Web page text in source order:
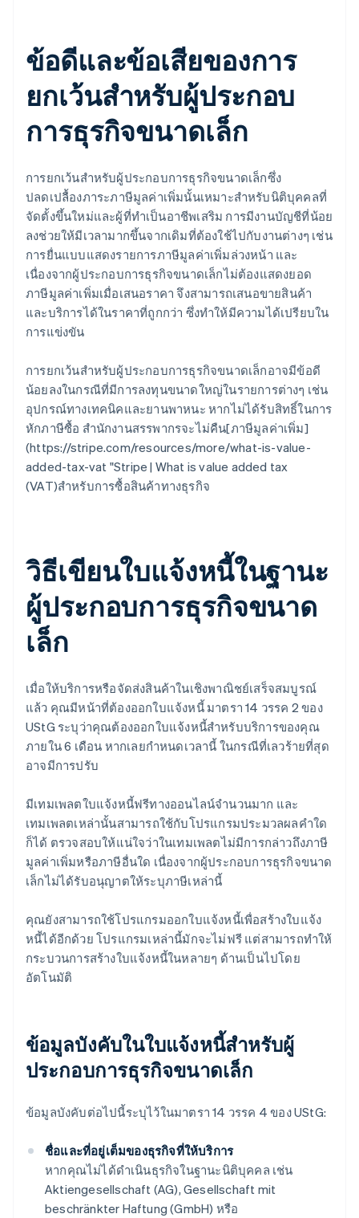
ข้อดีและข้อเสียของการ
ยกเว้นสำหรับผู้ประกอบ
การธุรกิจขนาดเล็ก
การยกเว้นสำหรับผู้ประกอบการธุรกิจขนาดเล็กซึ่ง
ปลดเปลื้องภาระภาษีมูลค่าเพิ่มนั้นเหมาะสำหรับนิติบุคคลที่
จัดตั้งขึ้นใหม่และผู้ที่ทำเป็นอาชีพเสริม การมีงานบัญชีที่น้อย
ลงช่วยให้มีเวลามากขึ้นจากเดิมที่ต้องใช้ไปกับงานต่างๆ เช่น
การยื่นแบบแสดงรายการภาษีมูลค่าเพิ่มล่วงหน้า และ
เนื่องจากผู้ประกอบการธุรกิจขนาดเล็กไม่ต้องแสดงยอด
ภาษีมูลค่าเพิ่มเมื่อเสนอราคา จึงสามารถเสนอขายสินค้า
และบริการได้ในราคาที่ถูกกว่า ซึ่งทำให้มีความได้เปรียบใน
การแข่งขัน
การยกเว้นสำหรับผู้ประกอบการธุรกิจขนาดเล็กอาจมีข้อดี
น้อยลงในกรณีที่มีการลงทุนขนาดใหญ่ในรายการต่างๆ เช่น
อุปกรณ์ทางเทคนิคและยานพาหนะ หากไม่ได้รับสิทธิ์ในการ
หักภาษีซื้อ สำนักงานสรรพากรจะไม่คืน[ภาษีมูลค่าเพิ่ม]
(https://stripe.com/resources/more/what-is-value-
added-tax-vat "Stripe | What is value added tax
(VAT)สำหรับการซื้อสินค้าทางธุรกิจ
วิธีเขียนใบแจ้งหนี้ในฐานะ
ผู้ประกอบการธุรกิจขนาด
เล็ก
เมื่อให้บริการหรือจัดส่งสินค้าในเชิงพาณิชย์เสร็จสมบูรณ์
แล้ว คุณมีหน้าที่ต้องออกใบแจ้งหนี้ มาตรา 14 วรรค 2 ของ
UStG ระบุว่าคุณต้องออกใบแจ้งหนี้สำหรับบริการของคุณ
ภายใน 6 เดือน หากเลยกำหนดเวลานี้ ในกรณีที่เลวร้ายที่สุด
อาจมีการปรับ
มีเทมเพลตใบแจ้งหนี้ฟรีทางออนไลน์จำนวนมาก และ
เทมเพลตเหล่านั้นสามารถใช้กับโปรแกรมประมวลผลคำใด
ก็ได้ ตรวจสอบให้แน่ใจว่าในเทมเพลตไม่มีการกล่าวถึงภาษี
มูลค่าเพิ่มหรือภาษีอื่นใด เนื่องจากผู้ประกอบการธุรกิจขนาด
เล็กไม่ได้รับอนุญาตให้ระบุภาษีเหล่านี้
คุณยังสามารถใช้โปรแกรมออกใบแจ้งหนี้เพื่อสร้างใบแจ้ง
หนี้ได้อีกด้วย โปรแกรมเหล่านี้มักจะไม่ฟรี แต่สามารถทำให้
กระบวนการสร้างใบแจ้งหนี้ในหลายๆ ด้านเป็นไปโดย
อัตโนมัติ
ข้อมูลบังคับในใบแจ้งหนี้สำหรับผู้
ประกอบการธุรกิจขนาดเล็ก
ข้อมูลบังคับต่อไปนี้ระบุไว้ในมาตรา 14 วรรค 4 ของ UStG:
ชื่อและที่อยู่เต็มของธุรกิจที่ให้บริการ
หากคุณไม่ได้ดำเนินธุรกิจในฐานะนิติบุคคล เช่น
Aktiengesellschaft (AG), Gesellschaft mit
beschränkter Haftung (GmbH) หรือ